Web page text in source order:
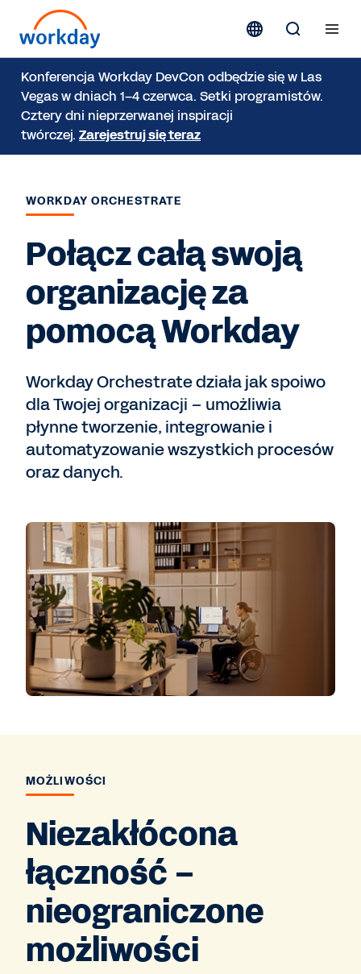
Konferencja Workday DevCon odbędzie się w Las
Vegas w dniach 1–4 czerwca. Setki programistów.
Cztery dni nieprzerwanej inspiracji
twórczej. Zarejestruj się teraz
WORKDAY ORCHESTRATE
Połącz całą swoją
organizację za
pomocą Workday
Workday Orchestrate działa jak spoiwo
dla Twojej organizacji – umożliwia
płynne tworzenie, integrowanie i
automatyzowanie wszystkich procesów
oraz danych.
MOŻLIWOŚCI
Niezakłócona
łączność –
nieograniczone
możliwości